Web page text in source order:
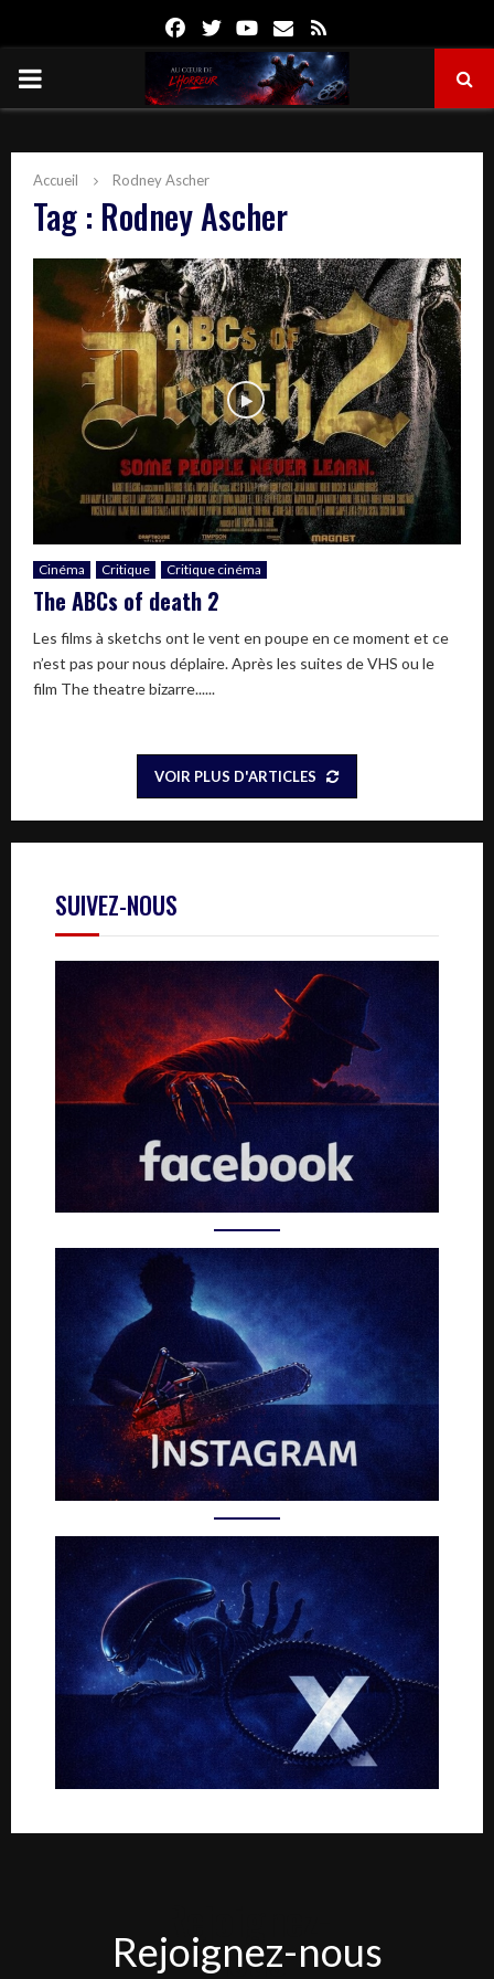
FacebookTwitterYoutube
Email
PRIMARY
Accueil Rodney Ascher
Tag : Rodney Ascher
Cinéma Critique Critique cinéma
The ABCs of death 2
Les films à sketchs ont le vent en poupe en ce moment et ce
n’est pas pour nous déplaire. Après les suites de VHS ou le
film The theatre bizarre......
VOIR PLUS D'ARTICLES
SUIVEZ-NOUS
nous
Rejoignez-nous